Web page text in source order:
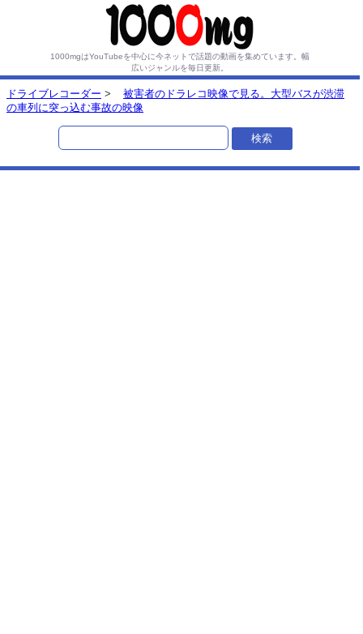
1000mgはYouTubeを中心に今ネットで話題の動画を集めています。 幅
広いジャンルを毎日更新。
ドライブレコーダー >
被害者のドラレコ映像で見る。大型バスが渋滞
の車列に突っ込む事故の映像